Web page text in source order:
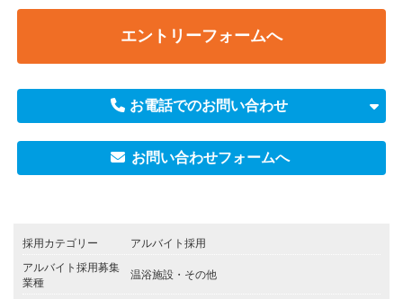
エントリーフォームへ
お電話でのお問い合わせ
お問い合わせフォームへ
採用カテゴリー
アルバイト採用
アルバイト採用募集
業種
温浴施設・その他